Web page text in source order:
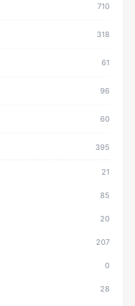
710
318
61
96
60
395
21
85
20
207
0
28